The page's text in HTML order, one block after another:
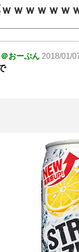
ｗｗｗｗｗ
おーぷん 2018/01/